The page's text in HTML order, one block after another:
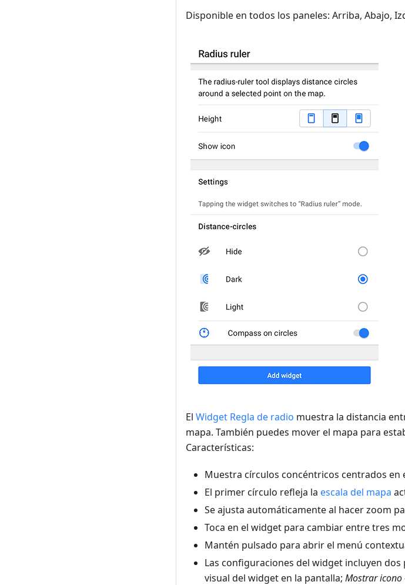
Disponible en todos los paneles: Arriba, Abajo,
El Widget Regla de radio muestra la distancia
mapa. También puedes mover el mapa para
Características:
Muestra círculos concéntricos centrados en
El primer círculo refleja la escala del mapa
Se ajusta automáticamente al hacer zoom
Toca en el widget para cambiar entre tres
Mantén pulsado para abrir el menú
Las configuraciones del widget incluyen
visual del widget en la pantalla; Mostrar icono